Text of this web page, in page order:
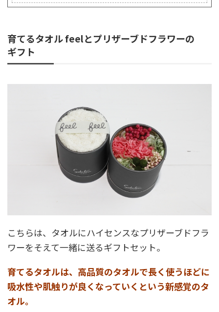
育てるタオル feelとプリザーブドフラワーの
ギフト
こちらは、タオルにハイセンスなプリザーブドフラ
ワーをそえて一緒に送るギフトセット。
育てるタオルは、高品質のタオルで長く使うほどに
吸水性や肌触りが良くなっていくという新感覚のタ
オル。